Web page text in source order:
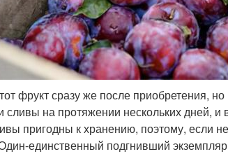
фрукт сразу же после приобретения, но
сливы на протяжении нескольких дней,
пригодны к хранению, поэтому, если
единственный подгнивший